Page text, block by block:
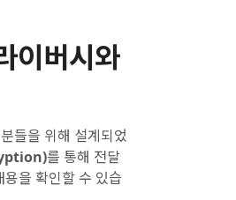
이버시와
들을 위해 설계되었
를 통해 전달
을 확인할 수 있습